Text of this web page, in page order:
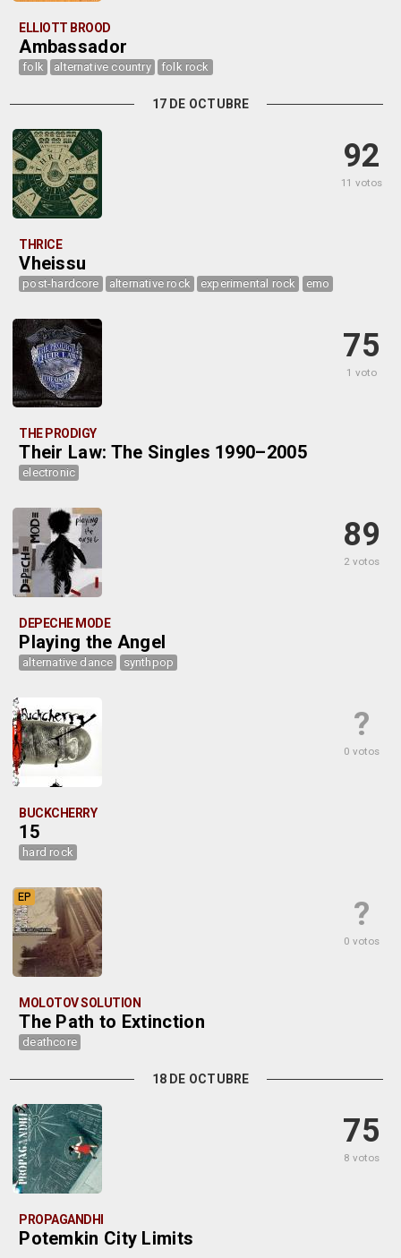
ELLIOTT BROOD
Ambassador
folk alternative country folk rock
17 DE OCTUBRE
92
11 votos
THRICE
Vheissu
post-hardcore alternative rock experimental rock emo
75
1 voto
THE PRODIGY
Their Law: The Singles 1990–2005
electronic
89
2 votos
DEPECHE MODE
Playing the Angel
alternative dance synthpop
?
0 votos
BUCKCHERRY
15
hard rock
?
0 votos
EP
MOLOTOV SOLUTION
The Path to Extinction
deathcore
18 DE OCTUBRE
75
8 votos
PROPAGANDHI
Potemkin City Limits